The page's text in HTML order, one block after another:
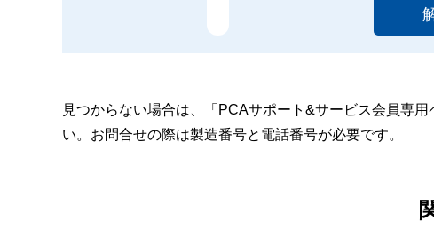
見つからない場合は、「PCAサポート&サービス会員専用
い。お問合せの際は製造番号と電話番号が必要です。